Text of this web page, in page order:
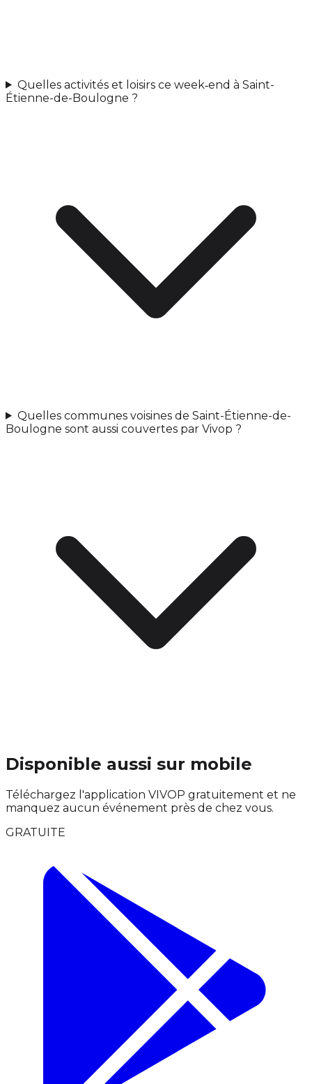
Quelles activités et loisirs ce week‑end à Saint-
Étienne-de-Boulogne ?
Quelles communes voisines de Saint-Étienne-de-
Boulogne sont aussi couvertes par Vivop ?
Disponible aussi sur mobile
Téléchargez l'application VIVOP gratuitement et ne
manquez aucun événement près de chez vous.
GRATUITE